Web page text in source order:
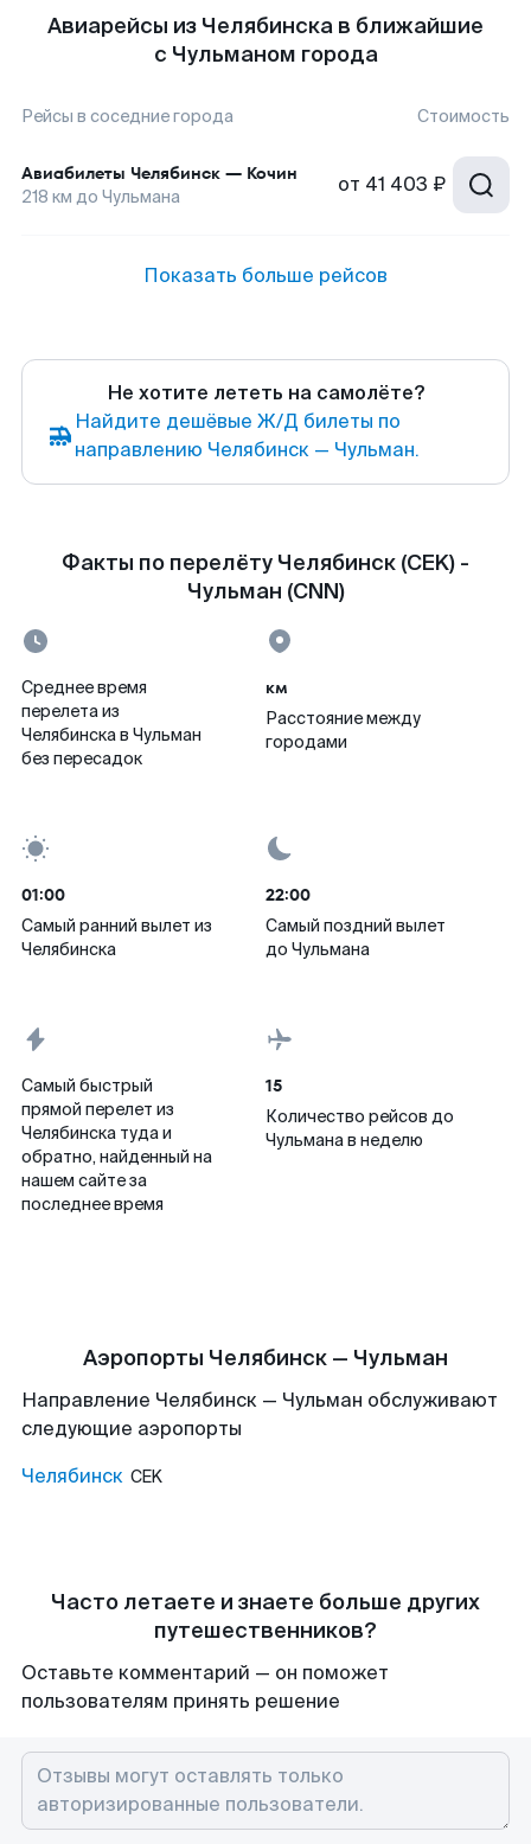
Авиарейсы из Челябинска в ближайшие
с Чульманом города
Рейсы в соседние города Стоимость
Авиабилеты Челябинск — Кочин
218 км до Чульмана от 41 403 ₽
Показать больше рейсов
Не хотите лететь на самолёте?
Найдите дешёвые Ж/Д билеты по
направлению Челябинск — Чульман.
Факты по перелёту Челябинск (CEK) -
Чульман (CNN)
Среднее время
перелета из
Челябинска в Чульман
без пересадок
км
Расстояние между
городами
01:00
Самый ранний вылет из
Челябинска
22:00
Самый поздний вылет
до Чульмана
Самый быстрый
прямой перелет из
Челябинска туда и
обратно, найденный на
нашем сайте за
последнее время
15
Количество рейсов до
Чульмана в неделю
Аэропорты Челябинск — Чульман
Направление Челябинск — Чульман обслуживают
следующие аэропорты
Челябинск CEK
Часто летаете и знаете больше других
путешественников?
Оставьте комментарий — он поможет
пользователям принять решение